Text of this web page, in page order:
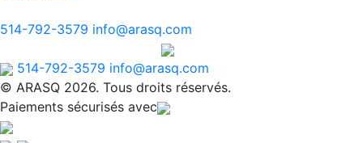
514-792-3579 info@arasq.com
514-792-3579 info@arasq.com
© ARASQ 2026. Tous droits réservés.
Paiements sécurisés avec